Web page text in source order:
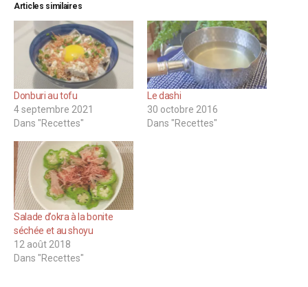
Articles similaires
Donburi au tofu
4 septembre 2021
Dans "Recettes"
Le dashi
30 octobre 2016
Dans "Recettes"
Salade d’okra à la bonite
séchée et au shoyu
12 août 2018
Dans "Recettes"